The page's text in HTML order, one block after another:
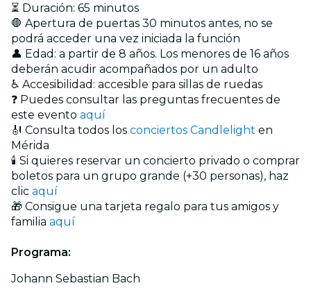
⏳ Duración: 65 minutos
🛑 Apertura de puertas 30 minutos antes, no se
podrá acceder una vez iniciada la función
👤 Edad: a partir de 8 años. Los menores de 16 años
deberán acudir acompañados por un adulto
♿ Accesibilidad: accesible para sillas de ruedas
❓ Puedes consultar las preguntas frecuentes de
este evento aquí
🎻 Consulta todos los conciertos Candlelight en
Mérida
🕯️ Si quieres reservar un concierto privado o comprar
boletos para un grupo grande (+30 personas), haz
clic aquí
🎁 Consigue una tarjeta regalo para tus amigos y
familia aquí
Programa:
Johann Sebastian Bach